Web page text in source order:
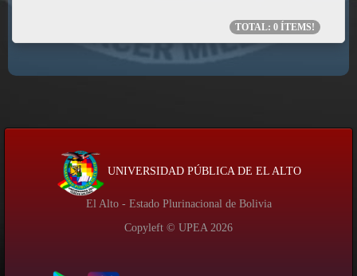
TOTAL: 0 ÍTEMS!
UNIVERSIDAD PÚBLICA DE EL ALTO
El Alto - Estado Plurinacional de Bolivia
Copyleft © UPEA 2026